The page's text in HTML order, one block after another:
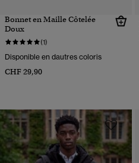
Bonnet en Maille Côtelée
Doux
(1)
Disponible en dautres coloris
CHF 29,90